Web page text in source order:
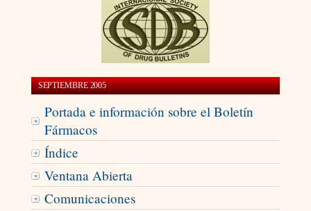
SEPTIEMBRE 2005
Portada e información sobre el Boletín
Fármacos
Índice
Ventana Abierta
Comunicaciones